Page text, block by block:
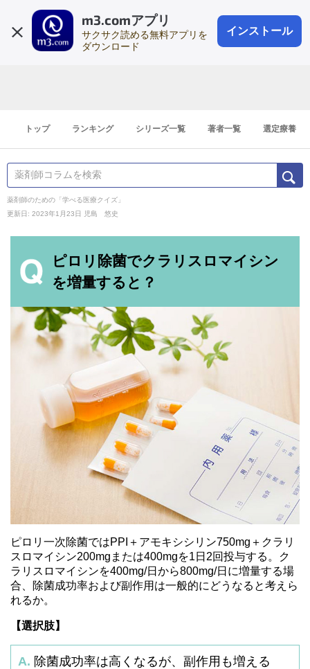
m3.comアプリ
サクサク読める無料アプリを
ダウンロード
インストール
会員登録
登録1分
トップ ランキング シリーズ一覧 著者一覧 選定療養
薬剤師のための「学べる医療クイズ」
更新日: 2023年1月23日
児島 悠史
ピロリ除菌でクラリスロマイシン
を増量すると？
ピロリ一次除菌ではPPI＋アモキシシリン750mg＋クラリ
スロマイシン200mgまたは400mgを1日2回投与する。ク
ラリスロマイシンを400mg/日から800mg/日に増量する場
合、除菌成功率および副作用は一般的にどうなると考えら
れるか。
【選択肢】
A. 除菌成功率は高くなるが、副作用も増える